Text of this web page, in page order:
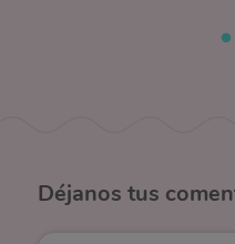
Déjanos tus